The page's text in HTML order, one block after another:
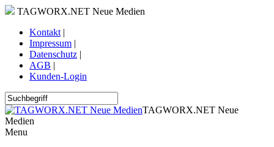
TAGWORX.NET Neue Medien
Kontakt |
Impressum |
Datenschutz |
AGB |
Kunden-Login
TAGWORX.NET Neue
Medien
Menu